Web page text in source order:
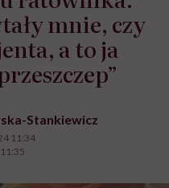
mnie, czy
a to ja
Stankiewicz
11:34